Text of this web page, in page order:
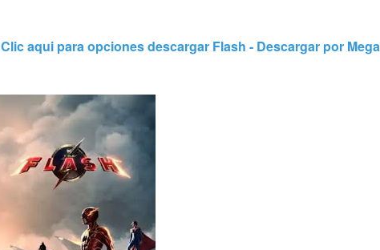
Clic aqui para opciones descargar Flash - Descargar por Mega